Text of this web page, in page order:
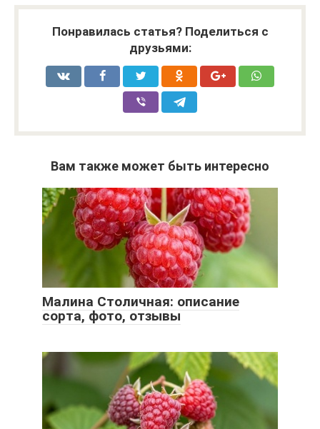
Понравилась статья? Поделиться с
друзьями:
Вам также может быть интересно
Малина Столичная: описание
сорта, фото, отзывы